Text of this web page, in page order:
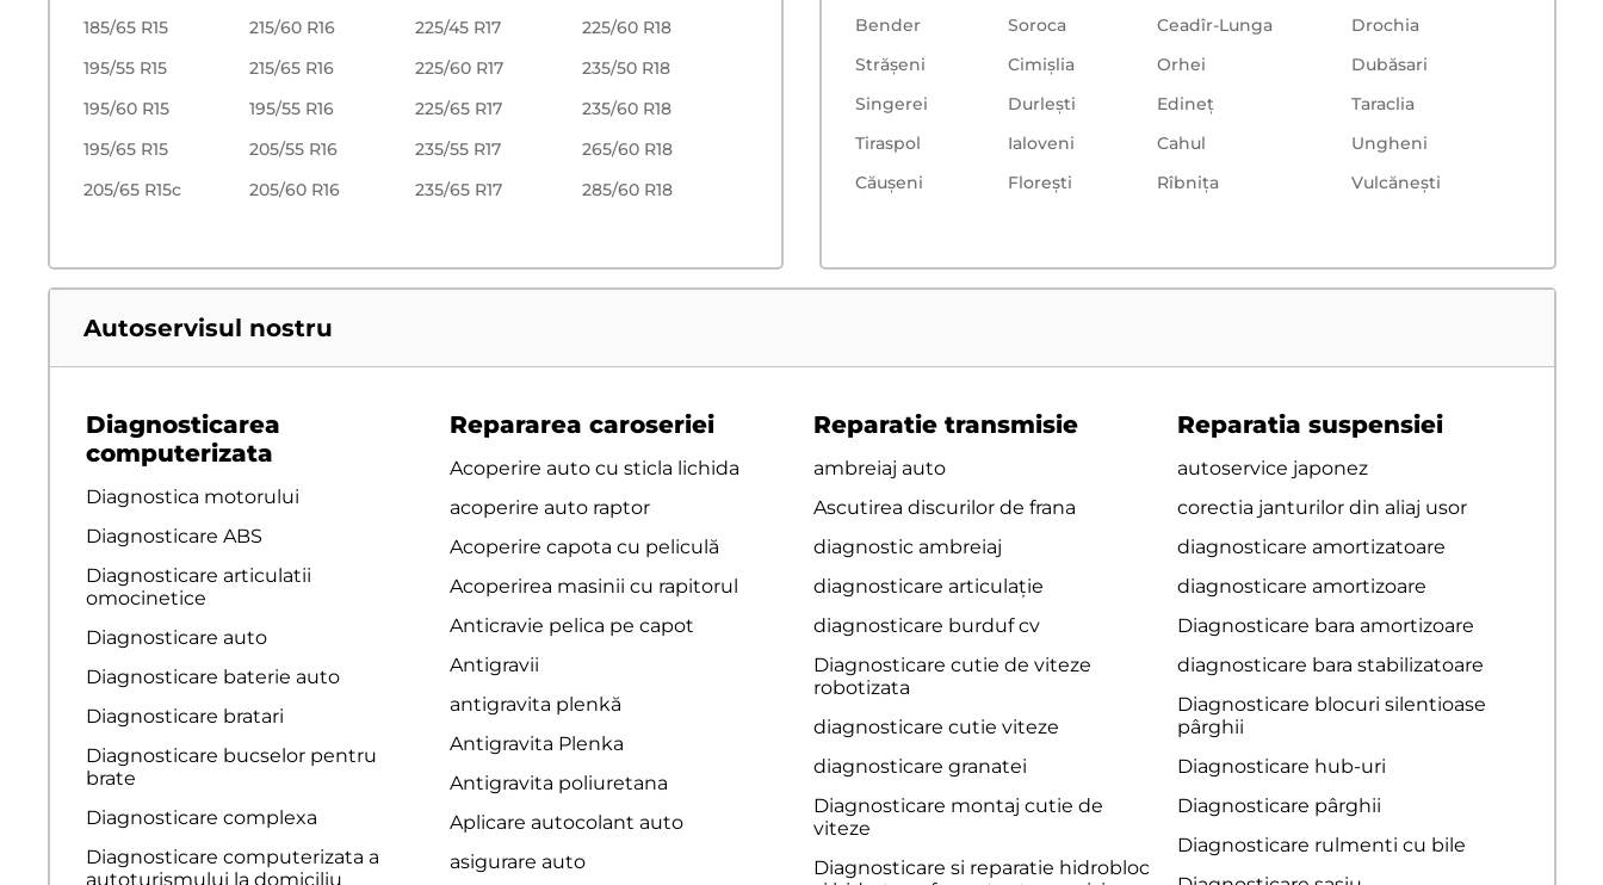
185/65 R15
195/55 R15
195/60 R15
195/65 R15
205/65 R15c
215/60 R16
215/65 R16
195/55 R16
205/55 R16
205/60 R16
225/45 R17
225/60 R17
225/65 R17
235/55 R17
235/65 R17
225/60 R18
235/50 R18
235/60 R18
265/60 R18
285/60 R18
Bender
Soroca Ceadîr-Lunga
Drochia
Strășeni
Cimișlia Orhei
Dubăsari
Singerei
Durlești Edineț
Taraclia
Tiraspol
Ialoveni Cahul
Ungheni
Căușeni
Floreşti Rîbnița Vulcăneşti
Autoservisul nostru
Diagnosticarea
computerizata
Diagnostica motorului
Diagnosticare ABS
Diagnosticare articulatii
omocinetice
Diagnosticare auto
Diagnosticare baterie auto
Diagnosticare bratari
Diagnosticare bucselor pentru
brate
Diagnosticare complexa
Diagnosticare computerizata a
autoturismului la domiciliu
Repararea caroseriei
Acoperire auto cu sticla lichida
acoperire auto raptor
Acoperire capota cu peliculă
Acoperirea masinii cu rapitorul
Anticravie pelica pe capot
Antigravii
antigravita plenkă
Antigravita Plenka
Antigravita poliuretana
Aplicare autocolant auto
asigurare auto
Reparatie transmisie
ambreiaj auto
Ascutirea discurilor de frana
diagnostic ambreiaj
diagnosticare articulație
diagnosticare burduf cv
Diagnosticare cutie de viteze
robotizata
diagnosticare cutie viteze
diagnosticare granatei
Diagnosticare montaj cutie de
viteze
Diagnosticare si reparatie hidrobloc
Reparatia suspensiei
autoservice japonez
corectia janturilor din aliaj usor
diagnosticare amortizatoare
diagnosticare amortizoare
Diagnosticare bara amortizoare
diagnosticare bara stabilizatoare
Diagnosticare blocuri silentioase
pârghii
Diagnosticare hub-uri
Diagnosticare pârghii
Diagnosticare rulmenti cu bile